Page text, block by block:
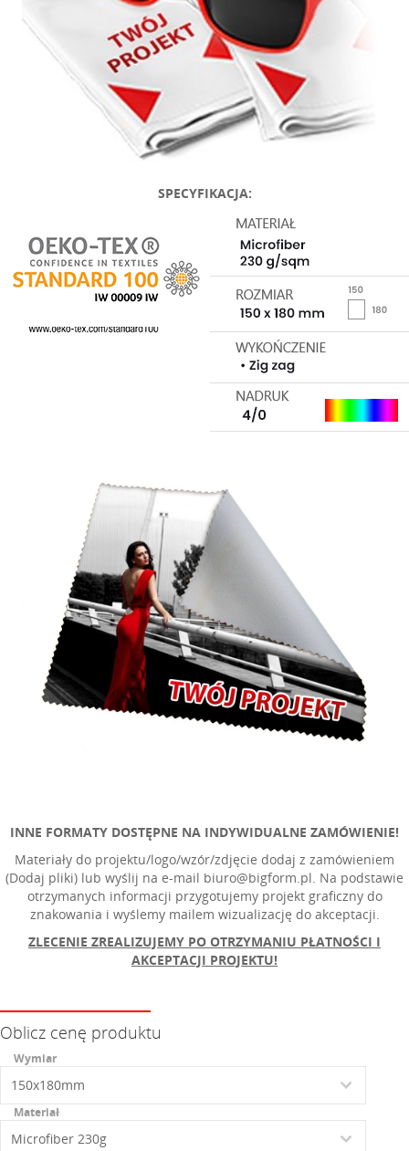
SPECYFIKACJA:
INNE FORMATY DOSTĘPNE NA INDYWIDUALNE ZAMÓWIENIE!
Materiały do projektu/logo/wzór/zdjęcie dodaj z zamówieniem
(Dodaj pliki) lub wyślij na e-mail biuro@bigform.pl. Na podstawie
otrzymanych informacji przygotujemy projekt graficzny do
znakowania i wyślemy mailem wizualizację do akceptacji.
ZLECENIE ZREALIZUJEMY PO OTRZYMANIU PŁATNOŚCI I
AKCEPTACJI PROJEKTU!
Oblicz cenę produktu
Wymiar
Materiał